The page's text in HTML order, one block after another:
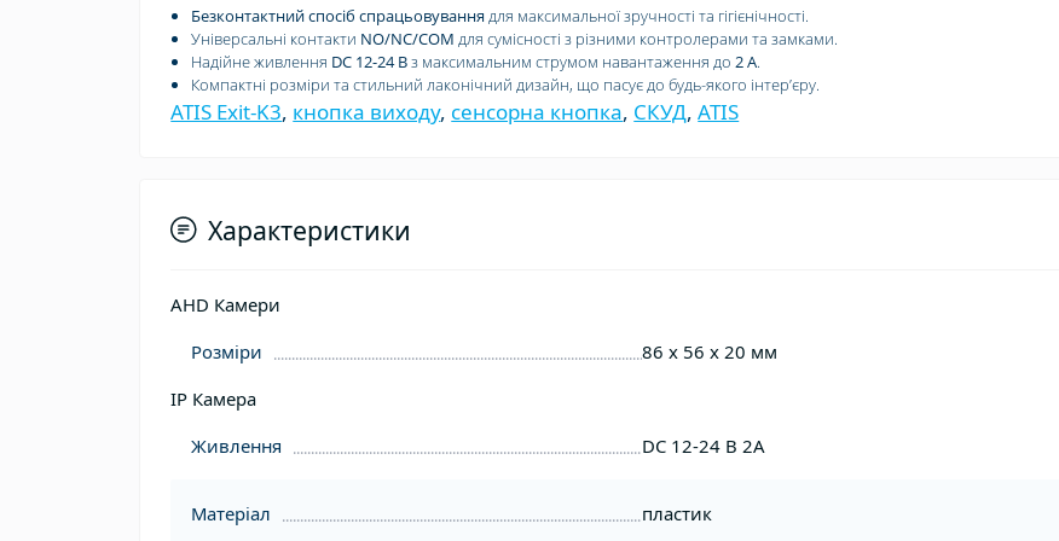
Безконтактний спосіб спрацьовуваннядля максимальної зручності та гігієнічності.
Універсальні контакти NO/NC/COM для сумісності з різними контролерами та замками.
Надійне живлення DC 12-24 Вз максимальним струмом навантаження до2 А.
Компактні розміри та стильний лаконічний дизайн, що пасує до будь-якого інтерʼєру.
ATIS Exit-K3, кнопка виходу, сенсорна кнопка, СКУД,ATIS
Характеристики
AHD Камери
Розміри
86 х 56 х 20 мм
IP Камера
Живлення
DC 12-24 В 2А
Матеріал
пластик